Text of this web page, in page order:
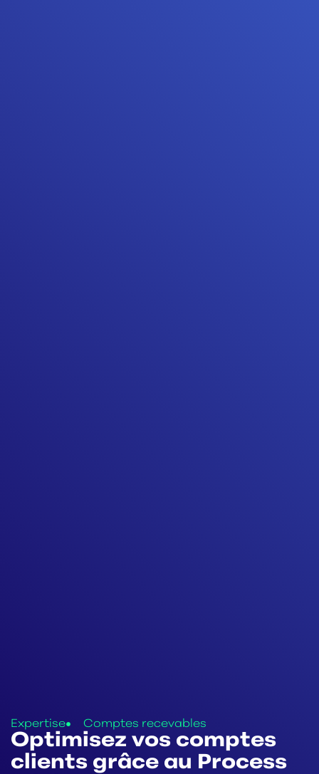
Expertise Comptes recevables
Optimisez vos comptes
clients grâce au Process